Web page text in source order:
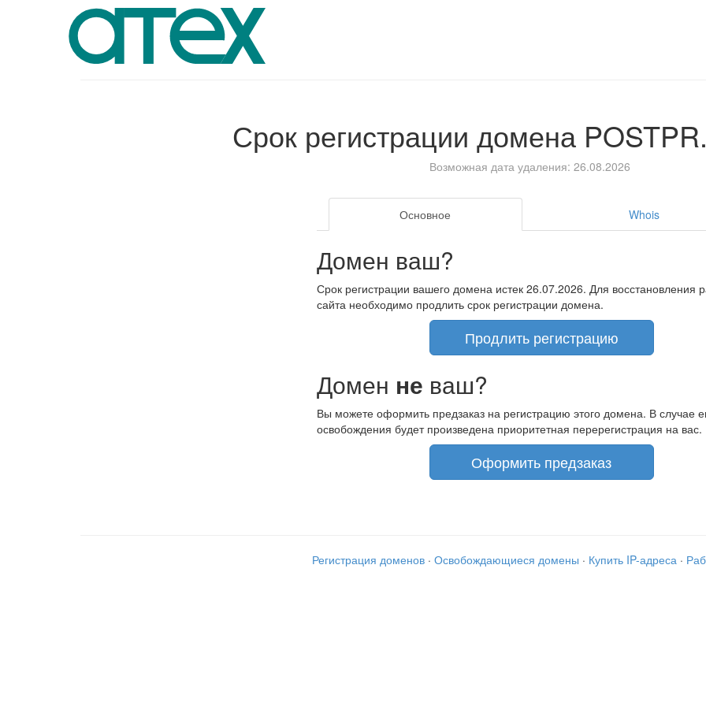
Срок регистрации домена
Возможная дата удаления: 26.08.2026
Основное Whois
Домен ваш?
Срок регистрации вашего домена истек 26.07.2026. Для восстановления
сайта необходимо продлить срок регистрации домена.
Продлить регистрацию
Домен не ваш?
Вы можете оформить предзаказ на регистрацию этого домена. В случае
освобождения будет произведена приоритетная перерегистрация на вас.
Оформить предзаказ
Регистрация доменов · Освобождающиеся домены · Купить IP-адреса ·